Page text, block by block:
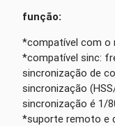
função:
*compatível com o
*compatível sinc:
sincronização de
sincronização
sincronização é 1/
*suporte remoto e